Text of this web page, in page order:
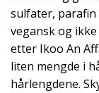
sulfater,
vegansk og
etter Ikoo An
liten mengde i
hårlengdene.